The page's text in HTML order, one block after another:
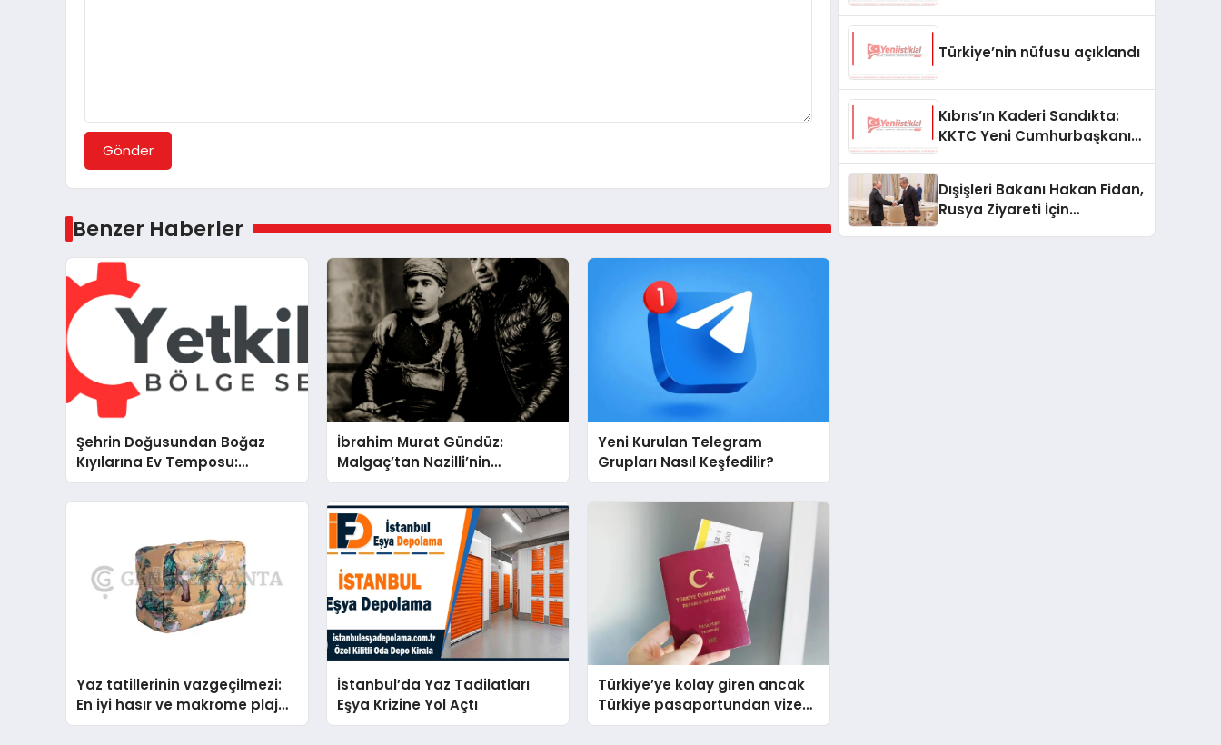
Gönder
Benzer Haberler
Şehrin Doğusundan Boğaz
Kıyılarına Ev Temposu:
İstanbul’un Beş Önemli
Semtinde Teknik Servis
İbrahim Murat Gündüz:
Malgaç’tan Nazilli’nin
Kurtuluşuna Ese Efe’nin İzinde
Bir Ülkücü Duruş
Yeni Kurulan Telegram
Grupları Nasıl Keşfedilir?
Yaz tatillerinin vazgeçilmezi:
En iyi hasır ve makrome plaj
çantası tavsiyeleri
İstanbul’da Yaz Tadilatları
Eşya Krizine Yol Açtı
Türkiye’ye kolay giren ancak
Türkiye pasaportundan vize
isteyen ülkeler hangileri?
Türkiye’nin nüfusu açıklandı
Kıbrıs’ın Kaderi Sandıkta:
KKTC Yeni Cumhurbaşkanını
Dışişleri Bakanı Hakan Fidan,
Rusya Ziyareti İçin